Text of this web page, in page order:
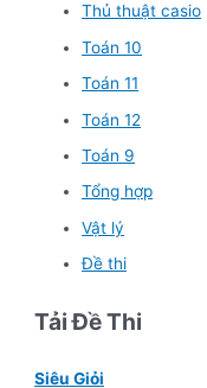
Thủ thuật casio
Toán 10
Toán 11
Toán 12
Toán 9
Tổng hợp
Vật lý
Đề thi
Tải Đề Thi
Siêu Giỏi